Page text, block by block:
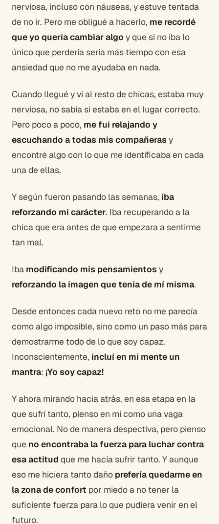
nerviosa, incluso con náuseas, y estuve tentada
de no ir. Pero me obligué a hacerlo, me recordé
que yo quería cambiar algo y que si no iba lo
único que perdería sería más tiempo con esa
ansiedad que no me ayudaba en nada.
Cuando llegué y vi al resto de chicas, estaba muy
nerviosa, no sabía si estaba en el lugar correcto.
Pero poco a poco, me fui relajando y
escuchando a todas mis compañeras y
encontré algo con lo que me identificaba en cada
una de ellas.
Y según fueron pasando las semanas, iba
reforzando mi carácter. Iba recuperando a la
chica que era antes de que empezara a sentirme
tan mal.
Iba modificando mis pensamientos y
reforzando la imagen que tenía de mí misma.
Desde entonces cada nuevo reto no me parecía
como algo imposible, sino como un paso más para
demostrarme todo de lo que soy capaz.
Inconscientemente, incluí en mi mente un
mantra: ¡Yo soy capaz!
Y ahora mirando hacia atrás, en esa etapa en la
que sufrí tanto, pienso en mi como una vaga
emocional. No de manera despectiva, pero pienso
que no encontraba la fuerza para luchar contra
esa actitud que me hacía sufrir tanto. Y aunque
eso me hiciera tanto daño prefería quedarme en
la zona de confort por miedo a no tener la
suficiente fuerza para lo que pudiera venir en el
futuro.